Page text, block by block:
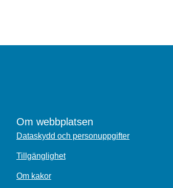
Om webbplatsen
Dataskydd och personuppgifter
Tillgänglighet
Om kakor